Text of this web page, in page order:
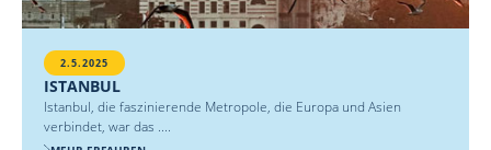
2.5.2025
ISTANBUL
Istanbul, die faszinierende Metropole, die Europa und Asien
verbindet, war das ....